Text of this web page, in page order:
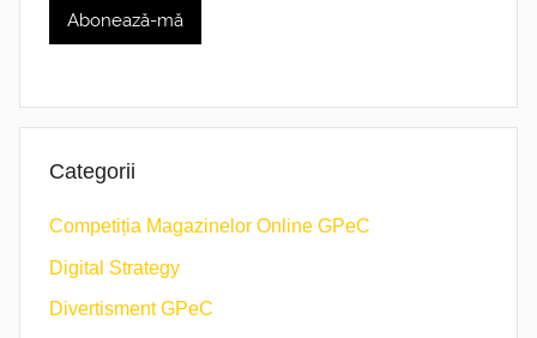
Categorii
Competiția Magazinelor Online GPeC
Digital Strategy
Divertisment GPeC